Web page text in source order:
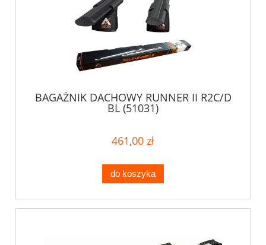
BAGAŻNIK DACHOWY RUNNER II R2C/D
BL (51031)
461,00 zł
do koszyka